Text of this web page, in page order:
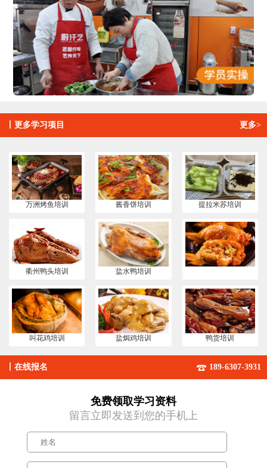
更多学习项目 更多>
万洲烤鱼培训 酱香饼培训 提拉米苏培训
衢州鸭头培训 盐水鸭培训
叫花鸡培训 盐焗鸡培训 鸭货培训
在线报名 189-6307-3931
免费领取学习资料
留言立即发送到您的手机上